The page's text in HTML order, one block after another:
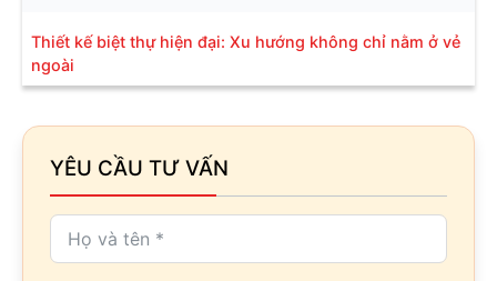
Thiết kế biệt thự hiện đại: Xu hướng không chỉ nằm ở vẻ
ngoài
YÊU CẦU TƯ VẤN